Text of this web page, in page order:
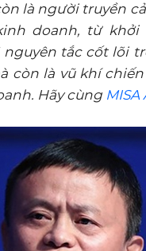
là người truyền
doanh, từ
nguyên tắc cốt lõi
còn là vũ khí
Hãy cùng MISA